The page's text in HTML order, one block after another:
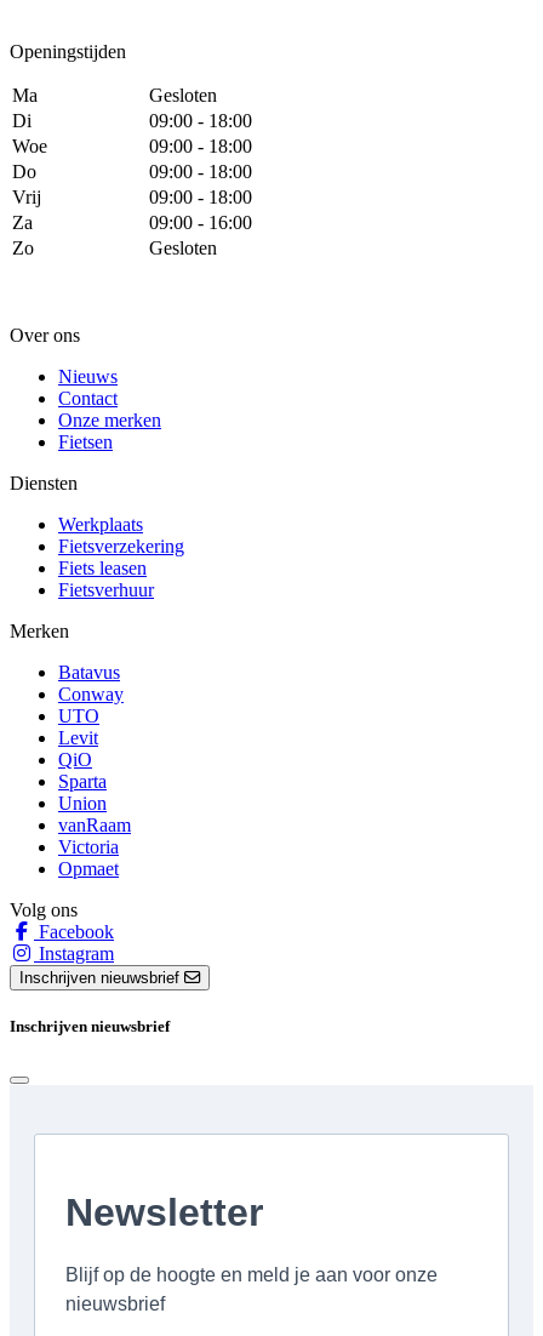
Openingstijden
Ma
Gesloten
Di
09:00 - 18:00
Woe
09:00 - 18:00
Do
09:00 - 18:00
Vrij
09:00 - 18:00
Za
09:00 - 16:00
Zo
Gesloten
Over ons
Nieuws
Contact
Onze merken
Fietsen
Diensten
Werkplaats
Fietsverzekering
Fiets leasen
Fietsverhuur
Merken
Batavus
Conway
UTO
Levit
QiO
Sparta
Union
vanRaam
Victoria
Opmaet
Volg ons
Facebook
Instagram
Inschrijven nieuwsbrief
Inschrijven nieuwsbrief